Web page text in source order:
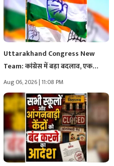
Uttarakhand Congress New
Team: कांग्रेस में बड़ा बदलाव, एक
साथ…
Aug 06, 2026 | 11:08 PM